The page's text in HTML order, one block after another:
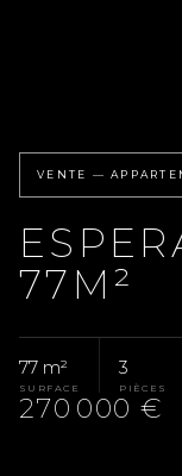
VENTE —
77M²
77 m²
SURFACE
3
PIÈCES
270 000 €